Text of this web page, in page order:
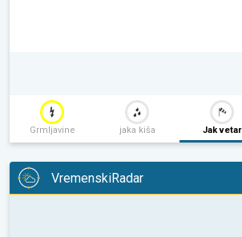
Grmljavine jaka kiša Jak vetar
VremenskiRadar